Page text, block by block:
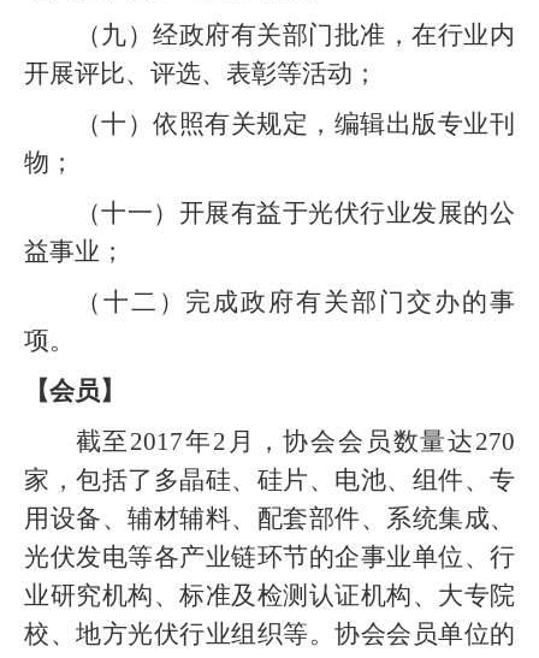
（九）经政府有关部门批准，在行业内
开展评比、评选、表彰等活动；
（十）依照有关规定，编辑出版专业刊
物；
（十一）开展有益于光伏行业发展的公
益事业；
（十二）完成政府有关部门交办的事
项。
【会员】
截至2017年2 月，协会会员数量达270
家，包括了多晶硅、硅片、电池、组件、专
用设备、辅材辅料、配套部件、系统集成、
光伏发电等各产业链环节的企事业单位、行
业研究机构、标准及检测认证机构、大专院
校、地方光伏行业组织等。协会会员单位的